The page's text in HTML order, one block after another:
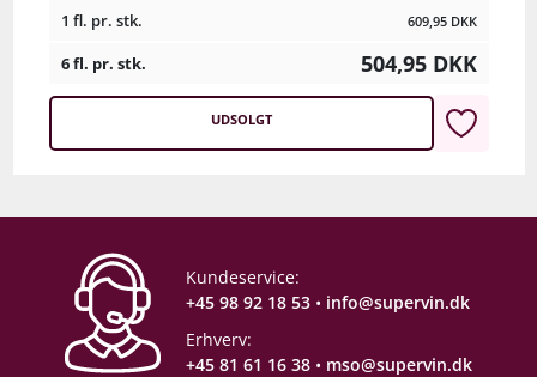
1 fl. pr. stk. 609,95 DKK
6 fl. pr. stk. 504,95 DKK
UDSOLGT
Kundeservice:
+45 98 92 18 53 • info@supervin.dk
Erhverv:
+45 81 61 16 38 • mso@supervin.dk